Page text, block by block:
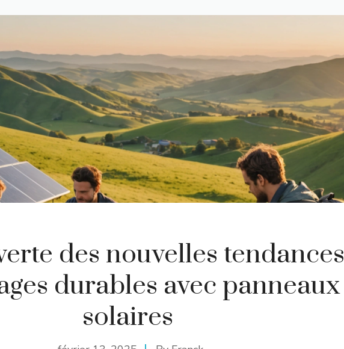
des nouvelles tendances
durables avec panneaux
solaires